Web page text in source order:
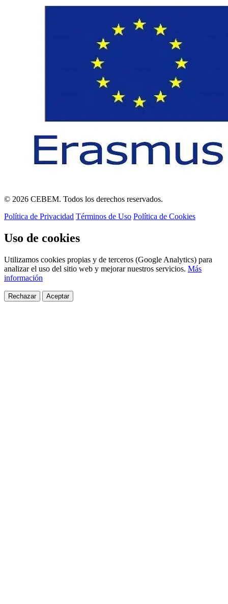
© 2026 CEBEM. Todos los derechos reservados.
Política de Privacidad Términos de Uso Política de Cookies
Uso de cookies
Utilizamos cookies propias y de terceros (Google Analytics) para
analizar el uso del sitio web y mejorar nuestros servicios. Más
información
Rechazar Aceptar